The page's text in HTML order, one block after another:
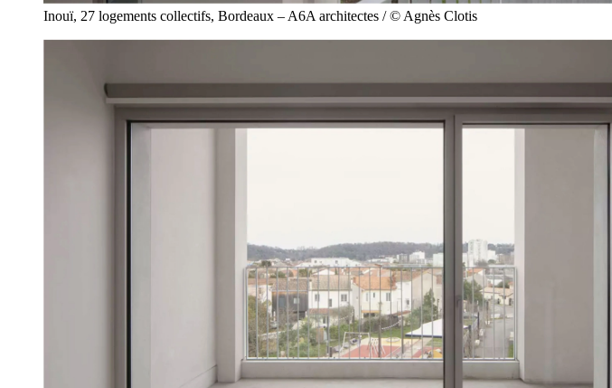
Inouï, 27 logements collectifs, Bordeaux – A6A architectes / © Agnès Clotis